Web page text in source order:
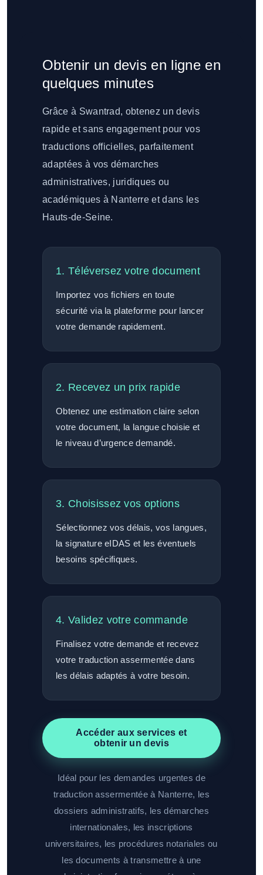
Obtenir un devis en ligne en
quelques minutes
Grâce à Swantrad, obtenez un devis
rapide et sans engagement pour vos
traductions officielles, parfaitement
adaptées à vos démarches
administratives, juridiques ou
académiques à Nanterre et dans les
Hauts-de-Seine.
1. Téléversez votre document
Importez vos fichiers en toute
sécurité via la plateforme pour lancer
votre demande rapidement.
2. Recevez un prix rapide
Obtenez une estimation claire selon
votre document, la langue choisie et
le niveau d’urgence demandé.
3. Choisissez vos options
Sélectionnez vos délais, vos langues,
la signature eIDAS et les éventuels
besoins spécifiques.
4. Validez votre commande
Finalisez votre demande et recevez
votre traduction assermentée dans
les délais adaptés à votre besoin.
Accéder aux services et
obtenir un devis
Idéal pour les demandes urgentes de
traduction assermentée à Nanterre, les
dossiers administratifs, les démarches
internationales, les inscriptions
universitaires, les procédures notariales ou
les documents à transmettre à une